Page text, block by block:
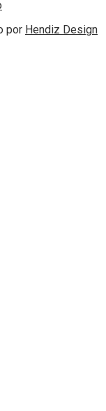
por Hendiz Design